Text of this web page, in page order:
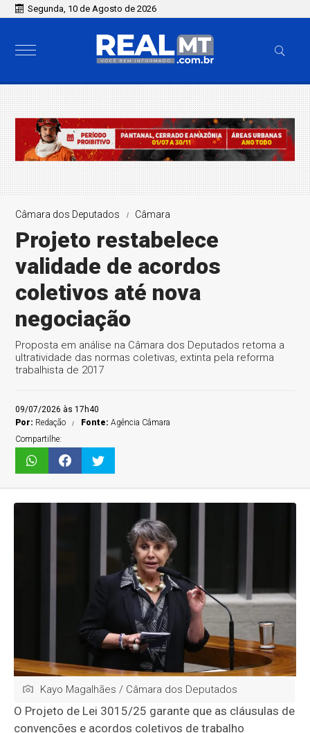
Segunda, 10 de Agosto de 2026
Câmara dos Deputados Câmara
Projeto restabelece
validade de acordos
coletivos até nova
negociação
Proposta em análise na Câmara dos Deputados retoma a
ultratividade das normas coletivas, extinta pela reforma
trabalhista de 2017
09/07/2026 às 17h40
Por: Redação Fonte:Agência Câmara
Compartilhe:
Kayo Magalhães / Câmara dos Deputados
O Projeto de Lei 3015/25 garante que as cláusulas de
convenções e acordos coletivos de trabalho